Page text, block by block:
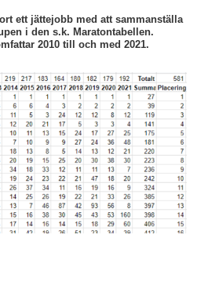
ett jättejobb med att sammanställa
i den s.k. Maratontabellen.
2010 till och med 2021.